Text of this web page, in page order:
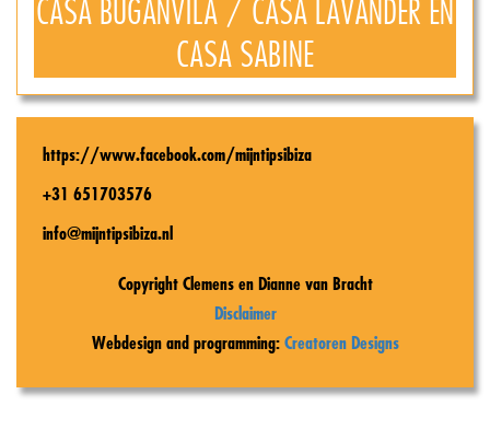
CASA BUGANVILA / CASA LAVANDER EN
CASA SABINE
https://www.facebook.com/mijntipsibiza
+31 651703576
info@mijntipsibiza.nl
Copyright Clemens en Dianne van Bracht
Disclaimer
Webdesign and programming: Creatoren Designs